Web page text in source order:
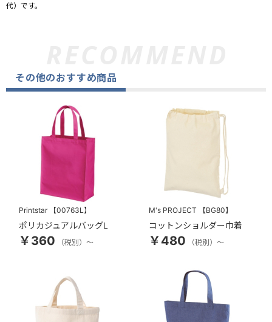
代）です。
その他のおすすめ商品
Printstar 【00763L】
ポリカジュアルバッグL
￥360 （税別）～
M's PROJECT 【BG80】
コットンショルダー巾着
￥480 （税別）～